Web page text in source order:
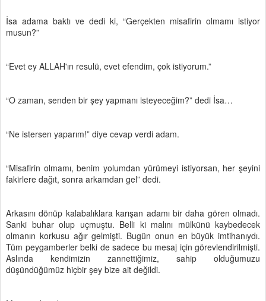
İsa adama baktı ve dedi ki, “Gerçekten misafirin olmamı istiyor
musun?”
“Evet ey ALLAH'ın resulü, evet efendim, çok istiyorum.”
“O zaman, senden bir şey yapmanı isteyeceğim?” dedi İsa…
“Ne istersen yaparım!” diye cevap verdi adam.
“Misafirin olmamı, benim yolumdan yürümeyi istiyorsan, her şeyini
fakirlere dağıt, sonra arkamdan gel” dedi.
Arkasını dönüp kalabalıklara karışan adamı bir daha gören olmadı.
Sanki buhar olup uçmuştu. Belli ki malını mülkünü kaybedecek
olmanın korkusu ağır gelmişti. Bugün onun en büyük imtihanıydı.
Tüm peygamberler belki de sadece bu mesaj için görevlendirilmişti.
Aslında kendimizin zannettiğimiz, sahip olduğumuzu
düşündüğümüz hiçbir şey bize ait değildi.